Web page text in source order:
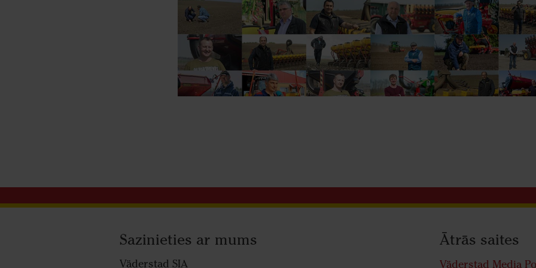
Sazinieties ar mums
Väderstad SIA
Ātrās saites
Väderstad Media